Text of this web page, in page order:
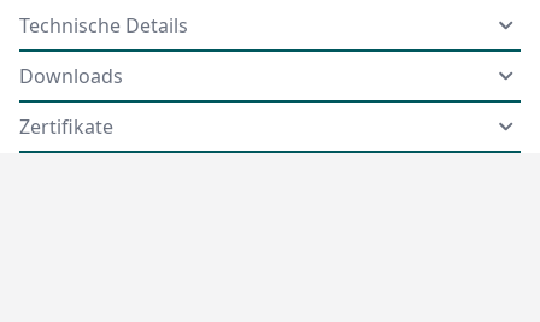
Technische Details
Downloads
Zertifikate